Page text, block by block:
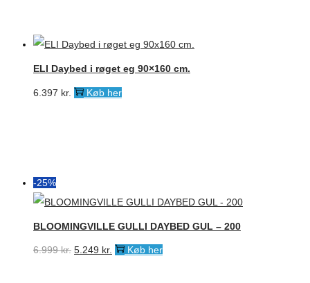
ELI Daybed i røget eg 90×160 cm.
6.397 kr. Køb her
-25%
BLOOMINGVILLE GULLI DAYBED GUL – 200
6.999kr. Den
5.249 kr. DenKøb her